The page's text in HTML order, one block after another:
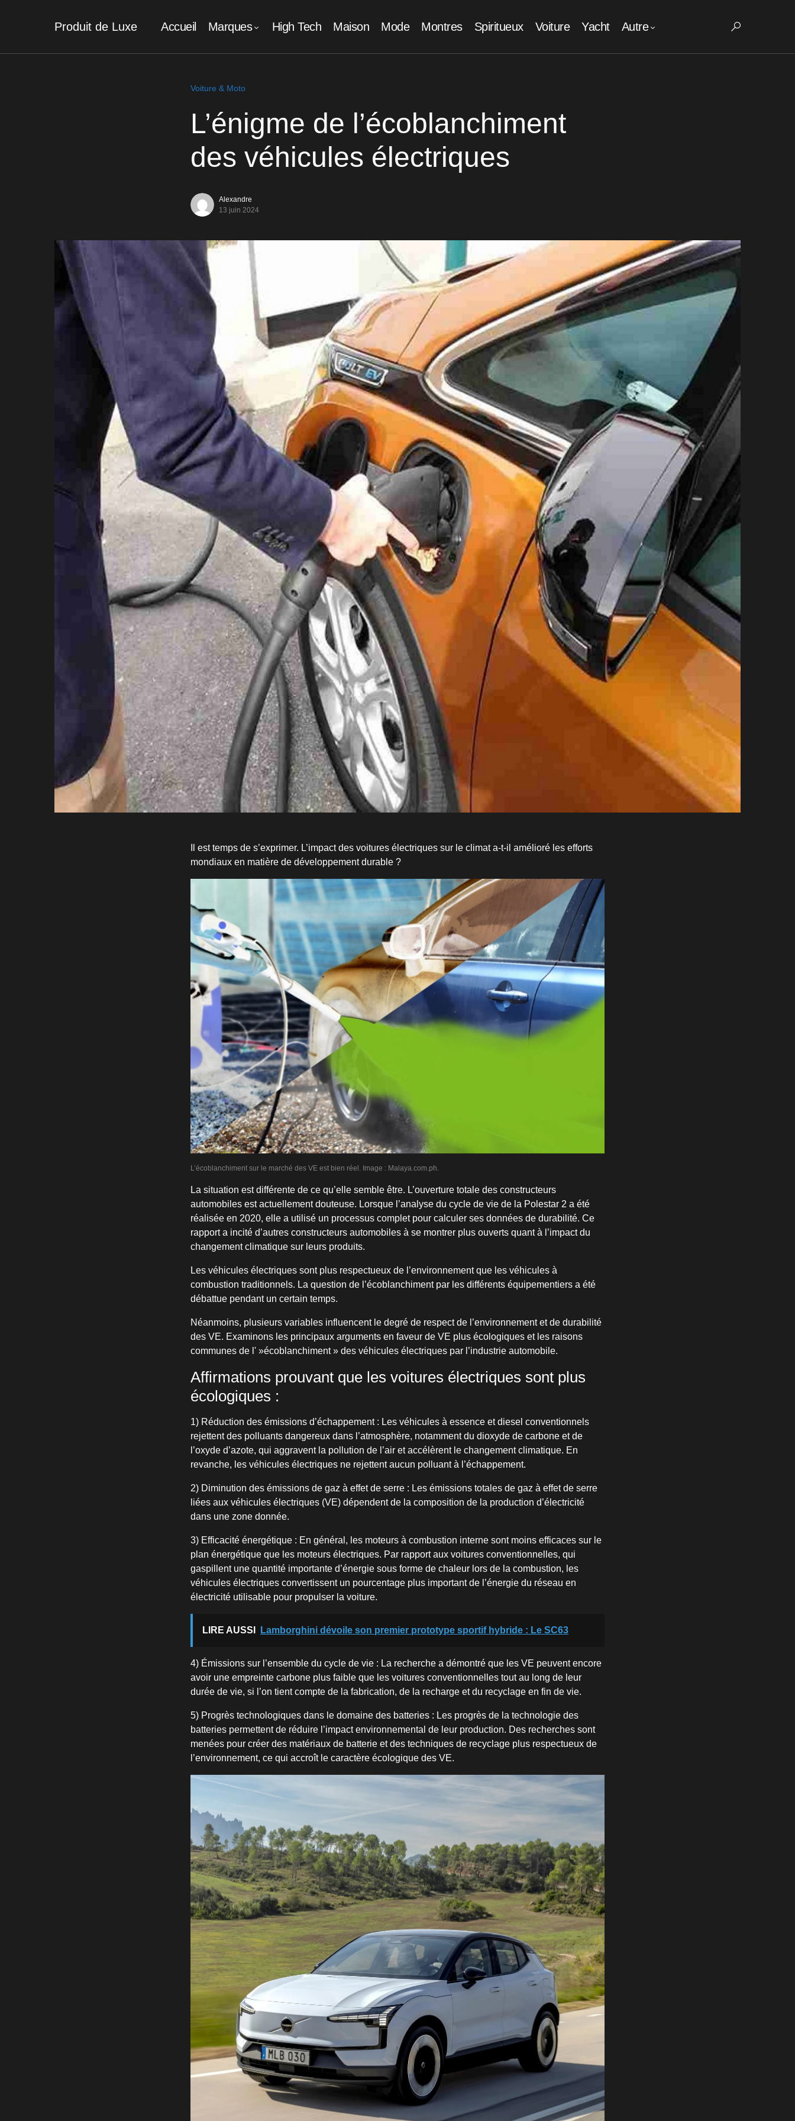
Produit de Luxe Accueil Marques High Tech Maison Mode Montres Spiritueux Voiture Yacht Autre
Voiture & Moto
L’énigme de l’écoblanchiment
des véhicules électriques
Alexandre
13 juin 2024
Il est temps de s’exprimer. L’impact des voitures électriques sur le climat a-t-il amélioré les efforts
mondiaux en matière de développement durable ?
L’écoblanchiment sur le marché des VE est bien réel. Image : Malaya.com.ph.
La situation est différente de ce qu’elle semble être. L’ouverture totale des constructeurs
automobiles est actuellement douteuse. Lorsque l’analyse du cycle de vie de la Polestar 2 a été
réalisée en 2020, elle a utilisé un processus complet pour calculer ses données de durabilité. Ce
rapport a incité d’autres constructeurs automobiles à se montrer plus ouverts quant à l’impact du
changement climatique sur leurs produits.
Les véhicules électriques sont plus respectueux de l’environnement que les véhicules à
combustion traditionnels. La question de l’écoblanchiment par les différents équipementiers a été
débattue pendant un certain temps.
Néanmoins, plusieurs variables influencent le degré de respect de l’environnement et de durabilité
des VE. Examinons les principaux arguments en faveur de VE plus écologiques et les raisons
communes de l' »écoblanchiment » des véhicules électriques par l’industrie automobile.
Affirmations prouvant que les voitures électriques sont plus
écologiques :
1) Réduction des émissions d’échappement : Les véhicules à essence et diesel conventionnels
rejettent des polluants dangereux dans l’atmosphère, notamment du dioxyde de carbone et de
l’oxyde d’azote, qui aggravent la pollution de l’air et accélèrent le changement climatique. En
revanche, les véhicules électriques ne rejettent aucun polluant à l’échappement.
2) Diminution des émissions de gaz à effet de serre : Les émissions totales de gaz à effet de serre
liées aux véhicules électriques (VE) dépendent de la composition de la production d’électricité
dans une zone donnée.
3) Efficacité énergétique : En général, les moteurs à combustion interne sont moins efficaces sur le
plan énergétique que les moteurs électriques. Par rapport aux voitures conventionnelles, qui
gaspillent une quantité importante d’énergie sous forme de chaleur lors de la combustion, les
véhicules électriques convertissent un pourcentage plus important de l’énergie du réseau en
électricité utilisable pour propulser la voiture.
LIRE AUSSI Lamborghini dévoile son premier prototype sportif hybride : Le SC63
4) Émissions sur l’ensemble du cycle de vie : La recherche a démontré que les VE peuvent encore
avoir une empreinte carbone plus faible que les voitures conventionnelles tout au long de leur
durée de vie, si l’on tient compte de la fabrication, de la recharge et du recyclage en fin de vie.
5) Progrès technologiques dans le domaine des batteries : Les progrès de la technologie des
batteries permettent de réduire l’impact environnemental de leur production. Des recherches sont
menées pour créer des matériaux de batterie et des techniques de recyclage plus respectueux de
l’environnement, ce qui accroît le caractère écologique des VE.